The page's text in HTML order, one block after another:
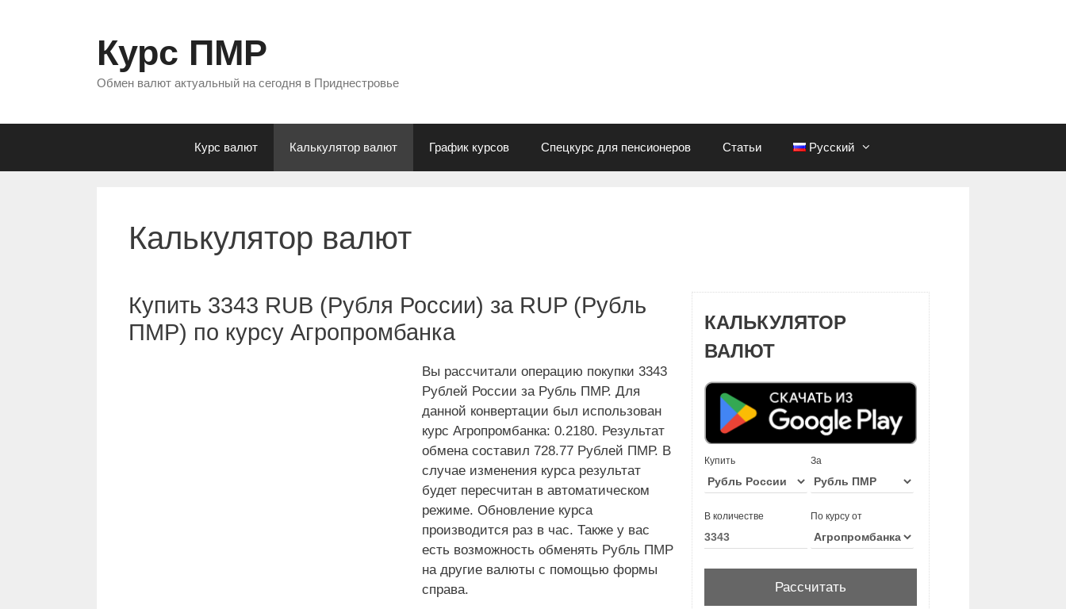
Курс ПМР
Обмен валют актуальный на сегодня в Приднестровье
Курс валют Калькулятор валют График курсов Спецкурс для пенсионеров Статьи Русский
Калькулятор валют
Купить 3343 RUB (Рубля России) за RUP (Рубль
ПМР) по курсу Агропромбанка
Вы рассчитали операцию покупки 3343
Рублей России за Рубль ПМР. Для
данной конвертации был использован
курс Агропромбанка: 0.2180. Результат
обмена составил 728.77 Рублей ПМР. В
случае изменения курса результат
будет пересчитан в автоматическом
режиме. Обновление курса
производится раз в час. Также у вас
есть возможность обменять Рубль ПМР
на другие валюты с помощью формы
справа.
КАЛЬКУЛЯТОР
ВАЛЮТ
Купить За
В количестве По курсу от